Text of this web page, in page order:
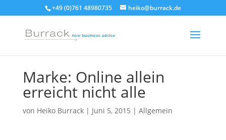
+49 (0)761 48980735 heiko@burrack.de
Marke: Online allein
erreicht nicht alle
von Heiko Burrack| Juni 5, 2015 | Allgemein